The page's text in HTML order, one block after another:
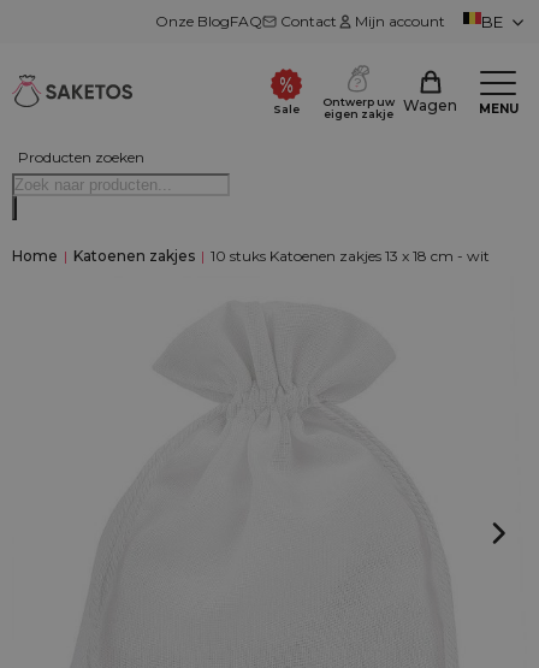
Onze BlogFAQ Contact Mijn account BE
Producten zoeken
Sale
Ontwerp uw
eigen zakje
Wagen MENU
Home | Katoenen zakjes | 10 stuks Katoenen zakjes 13 x 18 cm - wit